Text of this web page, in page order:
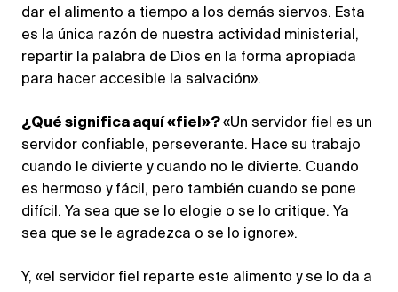
dar el alimento a tiempo a los demás siervos. Esta
es la única razón de nuestra actividad ministerial,
repartir la palabra de Dios en la forma apropiada
para hacer accesible la salvación».
¿Qué significa aquí «fiel»?«Un servidor fiel es un
servidor confiable, perseverante. Hace su trabajo
cuando le divierte y cuando no le divierte. Cuando
es hermoso y fácil, pero también cuando se pone
difícil. Ya sea que se lo elogie o se lo critique. Ya
sea que se le agradezca o se lo ignore».
Y, «el servidor fiel reparte este alimento y se lo da a